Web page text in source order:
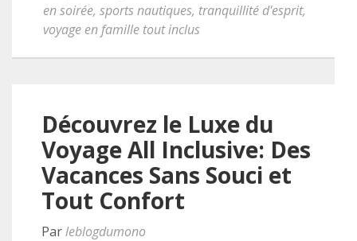
en soirée, sports nautiques, tranquillité d'esprit,
voyage en famille tout inclus
Découvrez le Luxe du
Voyage All Inclusive: Des
Vacances Sans Souci et
Tout Confort
Parleblogdumono